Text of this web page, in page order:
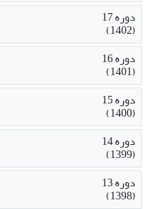
دوره 17
(1402)
دوره 16
(1401)
دوره 15
(1400)
دوره 14
(1399)
دوره 13
(1398)